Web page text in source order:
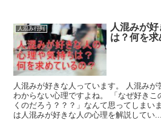
人混み行列
人混みが
は？何を求
人混みが好きな人っています。 人混みが
わからない心理ですよね。 「なぜ好き
くのだろう？？？」なんて思ってしまい
は人混みが好きな人の心理を解説してい...